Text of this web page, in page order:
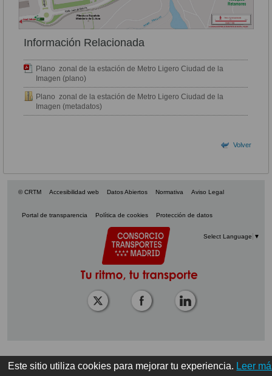
Este sitio utiliza cookies para mejorar tu experiencia. Leer
Información Relacionada
Plano zonal de la estación de Metro Ligero Ciudad de la
Imagen (plano)
Plano zonal de la estación de Metro Ligero Ciudad de la
Imagen (metadatos)
Volver
© CRTM Accesibilidad web Datos Abiertos Normativa Aviso Legal
Portal de transparencia Política de cookies Protección de datos
Select Language ▼